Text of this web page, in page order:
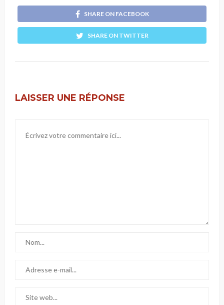
SHARE ON FACEBOOK
SHARE ON TWITTER
LAISSER UNE RÉPONSE